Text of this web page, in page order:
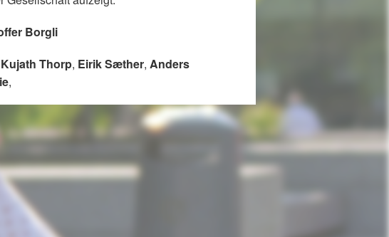
Borgli
Thorp, Eirik Sæther, Anders
,